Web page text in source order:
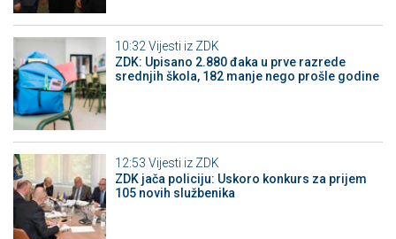
10:32 Vijesti iz ZDK
ZDK: Upisano 2.880 đaka u prve razrede
srednjih škola, 182 manje nego prošle godine
12:53 Vijesti iz ZDK
ZDK jača policiju: Uskoro konkurs za prijem
105 novih službenika